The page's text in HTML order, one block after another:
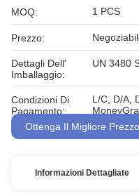
MOQ: 1 PCS
Prezzo:
Dettagli Dell'
Imballaggio:
UN 3480
Condizioni Di
Pagamento:
L/C, D/A,
Ottenga Il Migliore Prezzo
Informazioni Dettagliate